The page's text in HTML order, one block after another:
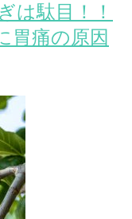
は駄目！！
胃痛の原因